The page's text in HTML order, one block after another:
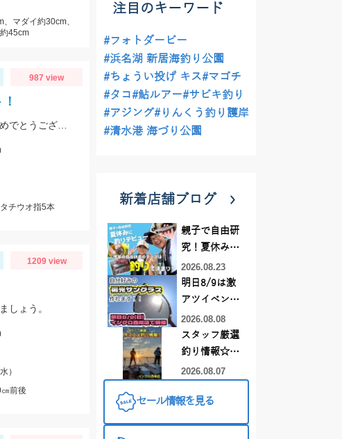
、マダイ約30cm、
45cm
987 view
チウオ指5本
1209 view
しょう。
）
前後
注目のキーワード
#フォトダービー
#浜名湖 新居海釣り公園
#ちょうい投げ キス#マゴチ
#タコ#鮎ルアー#サビキ釣り
#アジング#りんくう釣り護岸
#清水港 海づり公園
新着店舗ブログ
親子で自由研
究！夏休みに
釣りデビュー
2026.08.23
明日8/9は激
アツイベント
日！！！～オ
ーダー偏光グ
ラス受注会～
2026.08.08
スタッフ厳選
釣り情報☆彡
連休は何釣り
♪【イシグロ
2026.08.07
セール情報を見る